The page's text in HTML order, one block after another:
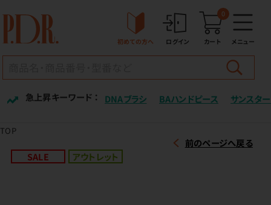
初めての方へ ログイン カート
0
メニュー
急上昇キーワード ： DNAブラシ BAハンドピース サンスター
TOP
前のページへ戻る
SALE アウトレット